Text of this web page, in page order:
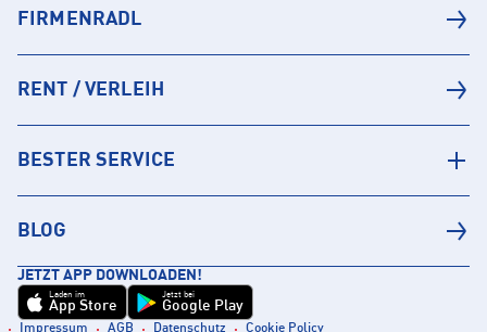
FIRMENRADL
RENT / VERLEIH
BESTER SERVICE
BLOG
JETZT APP DOWNLOADEN!
Laden im
App Store
Jetzt bei
Google Play
Impressum AGB Datenschutz Cookie Policy